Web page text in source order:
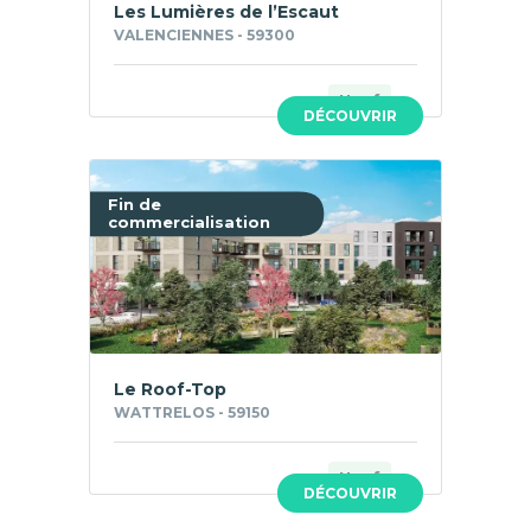
DÉCOUVRIR
Les Lumières de l’Escaut
VALENCIENNES - 59300
Neuf
Fin de
commercialisation
DÉCOUVRIR
Le Roof-Top
WATTRELOS - 59150
Neuf